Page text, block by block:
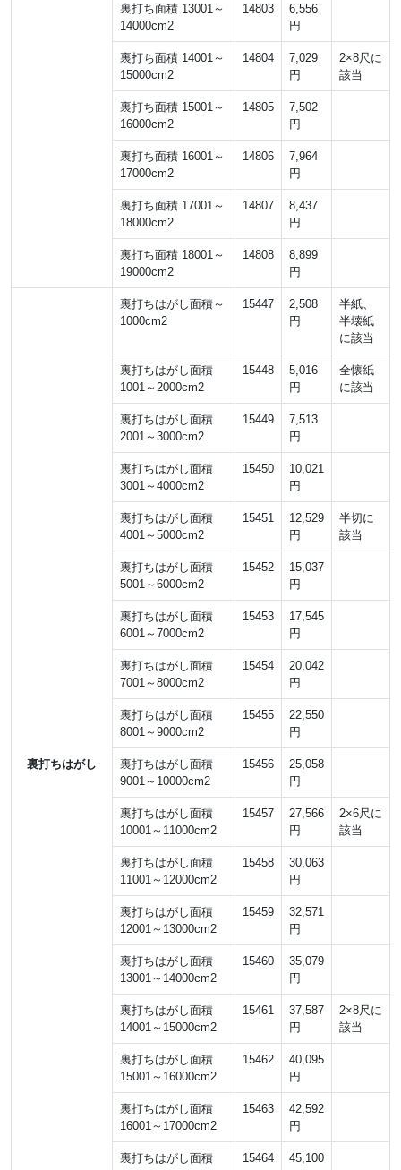
裏打ち面積 13001～
14000cm2
14803
6,556
円
裏打ち面積 14001～
15000cm2
14804
7,029
円
2×8尺に
該当
裏打ち面積 15001～
16000cm2
14805
7,502
円
裏打ち面積 16001～
17000cm2
14806
7,964
円
裏打ち面積 17001～
18000cm2
14807
8,437
円
裏打ち面積 18001～
19000cm2
14808
8,899
円
裏打ちはがし
裏打ちはがし面積～
1000cm2
15447
2,508
円
半紙、
半壊紙
に該当
裏打ちはがし面積
1001～2000cm2
15448
5,016
円
全懐紙
に該当
裏打ちはがし面積
2001～3000cm2
15449
7,513
円
裏打ちはがし面積
3001～4000cm2
15450
10,021
円
裏打ちはがし面積
4001～5000cm2
15451
12,529
円
半切に
該当
裏打ちはがし面積
5001～6000cm2
15452
15,037
円
裏打ちはがし面積
6001～7000cm2
15453
17,545
円
裏打ちはがし面積
7001～8000cm2
15454
20,042
円
裏打ちはがし面積
8001～9000cm2
15455
22,550
円
裏打ちはがし面積
9001～10000cm2
15456
25,058
円
裏打ちはがし面積
10001～11000cm2
15457
27,566
円
2×6尺に
該当
裏打ちはがし面積
11001～12000cm2
15458
30,063
円
裏打ちはがし面積
12001～13000cm2
15459
32,571
円
裏打ちはがし面積
13001～14000cm2
15460
35,079
円
裏打ちはがし面積
14001～15000cm2
15461
37,587
円
2×8尺に
該当
裏打ちはがし面積
15001～16000cm2
15462
40,095
円
裏打ちはがし面積
16001～17000cm2
15463
42,592
円
裏打ちはがし面積
15464
45,100